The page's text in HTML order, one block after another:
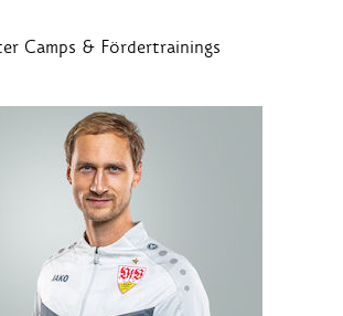
Camps & Fördertrainings